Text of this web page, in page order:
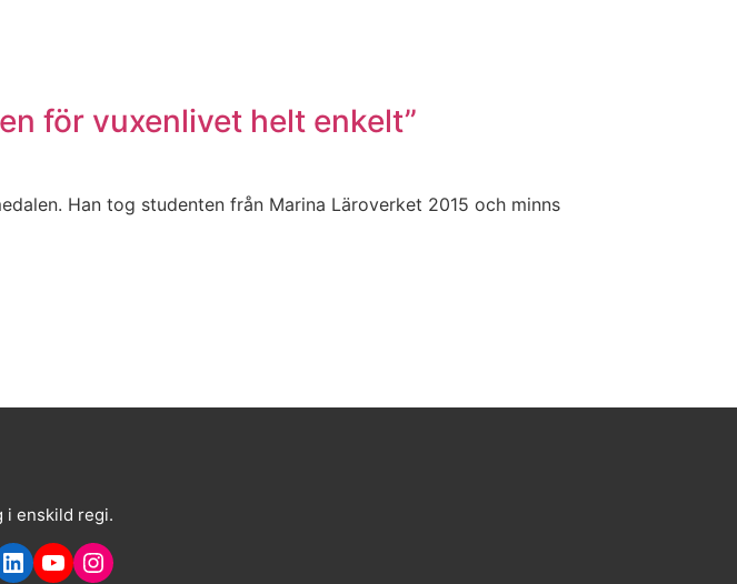
för vuxenlivet helt enkelt”
Han tog studenten från Marina Läroverket 2015 och minns
i enskild regi.
LinkedIn
YouTube
Instagram